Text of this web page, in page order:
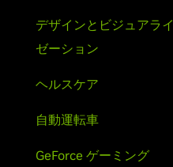
デザインとビジュアライ
ゼーション
ヘルスケア
自動運転車
GeForce ゲーミング